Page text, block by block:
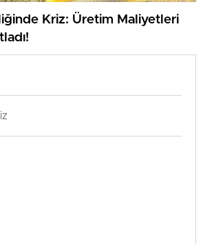
Kriz: Üretim Maliyetleri